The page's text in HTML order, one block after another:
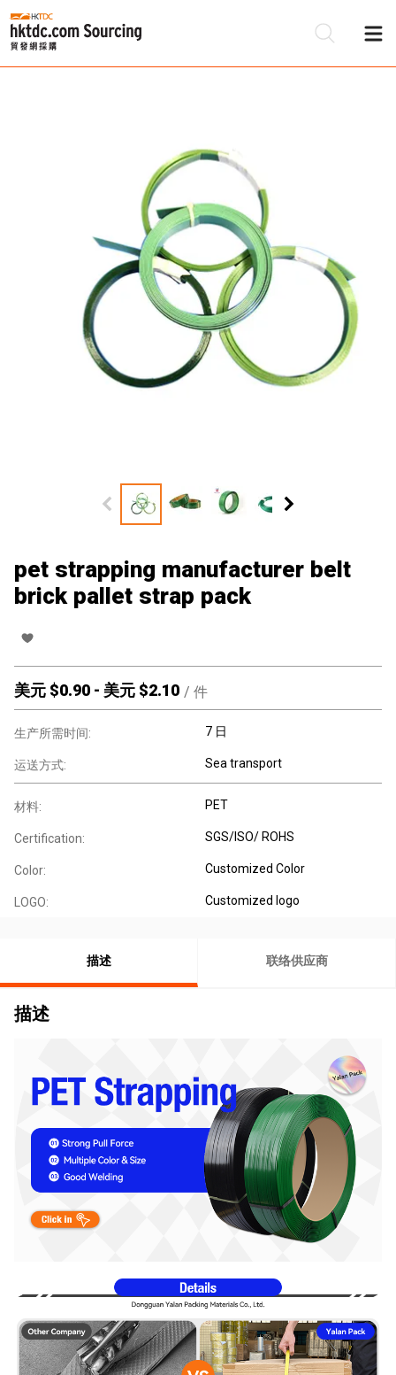
pet strapping manufacturer belt
brick pallet strap pack
美元 $0.90 - 美元 $2.10 / 件
生产所需时间: 7 日
运送方式: Sea transport
材料: PET
Certification: SGS/ISO/ ROHS
Color: Customized Color
LOGO: Customized logo
描述 联络供应商
描述